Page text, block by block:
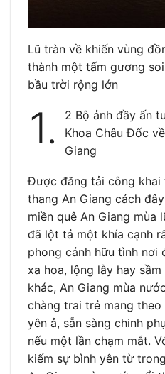
Lũ tràn về khiến vùng
thành một tấm gương
bầu trời rộng lớn
1.
2 Bộ ảnh đầy ấn
Khoa Châu Đốc
Giang
Được đăng tải công khai
thang An Giang cách
miền quê An Giang mùa
đã lột tả một khía cạnh
phong cảnh hữu tình nơi
xa hoa, lộng lẫy hay
khác, An Giang mùa
chàng trai trẻ mang
yên ả, sẵn sàng chinh
nếu một lần chạm mắt.
kiếm sự bình yên từ